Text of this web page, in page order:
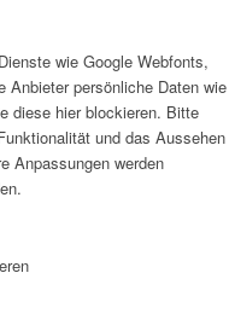
wie Google Webfonts,
Anbieter persönliche Daten wie
diese hier blockieren. Bitte
und das Aussehen
Anpassungen werden